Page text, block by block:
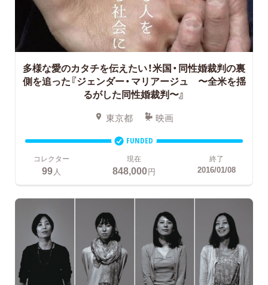
多様な愛のカタチを伝えたい！米国・同性婚裁判の裏
側を追った『ジェンダー・マリアージュ 〜全米を揺
るがした同性婚裁判〜』
東京都 映画
FUNDED
コレクター
99 人
現在
848,000円
終了
2016/01/08